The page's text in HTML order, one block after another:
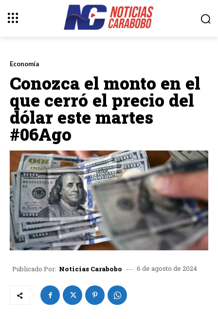
Economía
Conozca el monto en el
que cerró el precio del
dólar este martes
#06Ago
Publicado Por: Noticias Carabobo 6 de agosto de 2024